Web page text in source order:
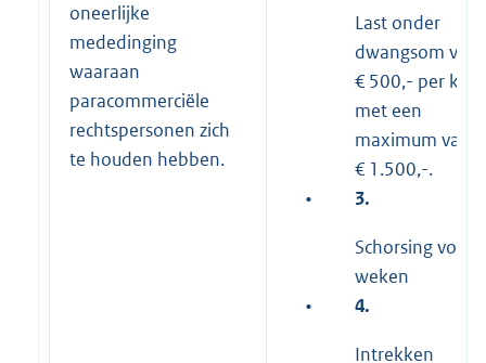
oneerlijke
mededinging
waaraan
paracommerciële
rechtspersonen zich
te houden hebben.
Last onder
dwangsom van
€ 500,- per keer
met een
maximum van
€ 1.500,-.
•
3.
Schorsing voor
weken
•
4.
Intrekken